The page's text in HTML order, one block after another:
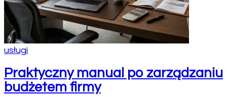
usługi
Praktyczny manual po zarządzaniu
budżetem firmy